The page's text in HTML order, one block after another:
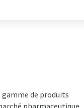
de produits
pharmaceutique.